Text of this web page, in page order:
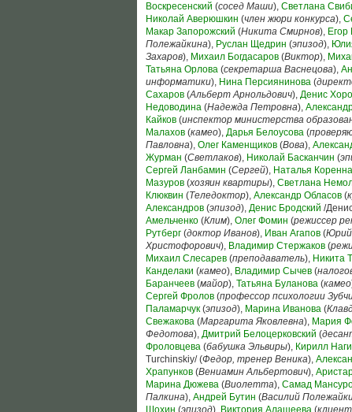
Воскресенский (сосед Маши), Светлана
Николай Аверюшкин (член жюри конкурса),
Макар Запорожский (Никита Смирнов), Егор
Полежайкина), Руслан Щедрин (эпизод),
Захаров), Михаил Богдасаров (Виктор),
Татьяна Орлова (секретарша Васнецова),
информатики), Нина Персиянинова (
Сахаров (Альберт Арнольдович), Денис
Недоводина (Надежда Петровна),
Кайков (инспектор министерства
Малахов (камео), Дарья Белоусова (
Павловна), Олег Каменщиков (Вова),
Журман (Светлаков), Николай Басканчин (
Сергей Ланбамин (Сергей), Наталья
Мазуров (хозяин квартиры), Светлана
Клюквин (Теледоктор), Александр Обласов (
Александров (эпизод), Денис Бродский /
Амельченко (Клим), Олег Фомин (режиссер
Рутберг (доктор Иванов), Иван Агапов (Юрий
Христофорович), Владимир Стержаков (
Михаил Слесарев (преподаватель), Никита
Канделаки (камео), Владимир Сычев (
Баранчеев (майор), Татьяна Буланова (камео
Сергей Фролов (профессор психологии
Паламарчук (эпизод), Марина Иванова (
Свежакова (Маргарита Яковлевна), Мария
Федотова), Дмитрий Белоцерковский (
Фроловцева (бабушка Эльвиры), Кирилл
Turchinskiy/ (Федор, тренер Веника),
Храпунков (Вениамин Альбертович),
Марина Дюжева (Виолетта), Самад
Палкина), Андрей Бутин (Василий
Шохин (эпизод), Виктория Алашеева (